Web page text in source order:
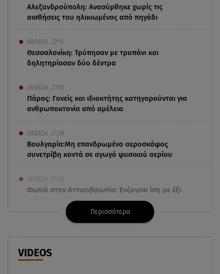
Αλεξανδρούπολη: Ανασύρθηκε χωρίς τις
αισθήσεις του ηλικιωμένος από πηγάδι
08.08.26 , 22:15
Θεσσαλονίκη: Τρύπησαν με τρυπάνι και
δηλητηρίασαν δύο δέντρα
08.08.26 , 21:50
Πάρος: Γονείς και ιδιοκτήτης κατηγορούνται για
ανθρωποκτονία από αμέλεια
08.08.26 , 21:38
Βουλγαρία:Μη επανδρωμένο αεροσκάφος
συνετρίβη κοντά σε αγωγό φυσικού αερίου
08.08.26 , 21:32
Φωτιά στην Αττικοβοιωτία: Ενέργεια ίση με έξι
ατομικές βόμβες
«Ισλαμικό ΝΑΤΟ»: Πώς επηρεάζεται η Ελλάδα
Περισσότερα
VIDEOS